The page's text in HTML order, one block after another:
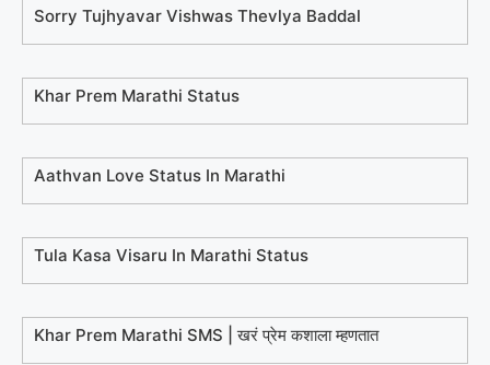
Sorry Tujhyavar Vishwas Thevlya Baddal
Khar Prem Marathi Status
Aathvan Love Status In Marathi
Tula Kasa Visaru In Marathi Status
Khar Prem Marathi SMS | खरं प्रेम कशाला म्हणतात